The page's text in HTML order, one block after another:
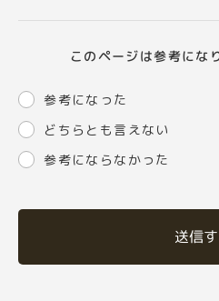
このページは参考にな
参考になった
どちらとも言えない
参考にならなかった
送信